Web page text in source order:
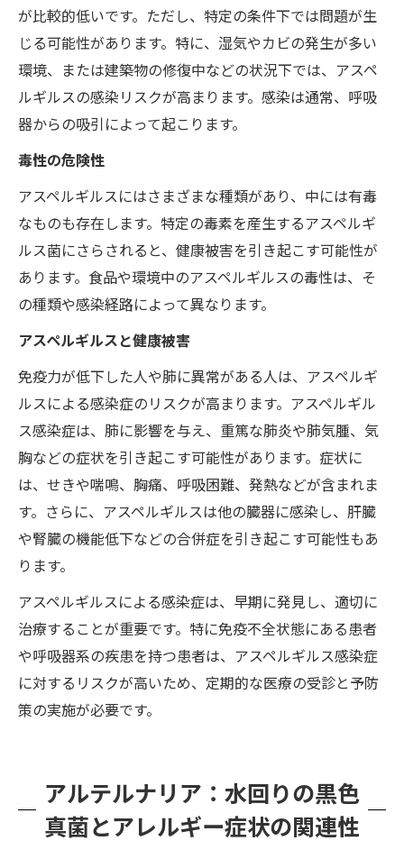
が比較的低いです。ただし、特定の条件下では問題が生
じる可能性があります。特に、湿気やカビの発生が多い
環境、または建築物の修復中などの状況下では、アスペ
ルギルスの感染リスクが高まります。感染は通常、呼吸
器からの吸引によって起こります。
毒性の危険性
アスペルギルスにはさまざまな種類があり、中には有毒
なものも存在します。特定の毒素を産生するアスペルギ
ルス菌にさらされると、健康被害を引き起こす可能性が
あります。食品や環境中のアスペルギルスの毒性は、そ
の種類や感染経路によって異なります。
アスペルギルスと健康被害
免疫力が低下した人や肺に異常がある人は、アスペルギ
ルスによる感染症のリスクが高まります。アスペルギル
ス感染症は、肺に影響を与え、重篤な肺炎や肺気腫、気
胸などの症状を引き起こす可能性があります。症状に
は、せきや喘鳴、胸痛、呼吸困難、発熱などが含まれま
す。さらに、アスペルギルスは他の臓器に感染し、肝臓
や腎臓の機能低下などの合併症を引き起こす可能性もあ
ります。
アスペルギルスによる感染症は、早期に発見し、適切に
治療することが重要です。特に免疫不全状態にある患者
や呼吸器系の疾患を持つ患者は、アスペルギルス感染症
に対するリスクが高いため、定期的な医療の受診と予防
策の実施が必要です。
アルテルナリア：水回りの黒色
真菌とアレルギー症状の関連性